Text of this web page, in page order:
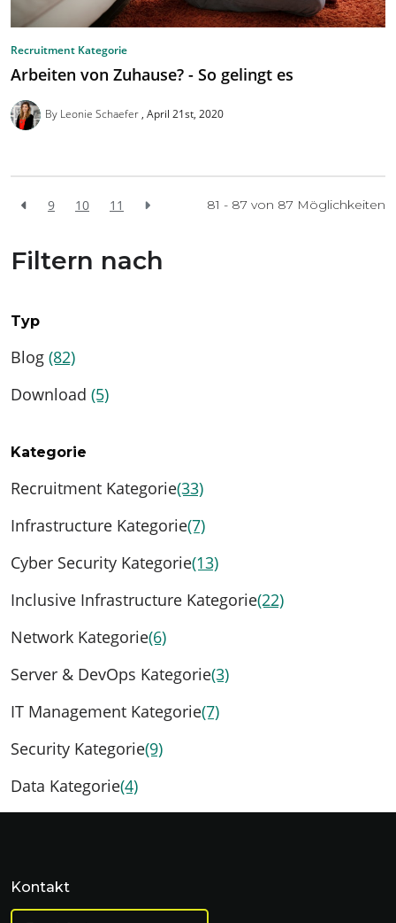
Recruitment Kategorie
Arbeiten von Zuhause? - So gelingt es
By Leonie Schaefer April 21st, 2020
9 10 11 81 - 87 von 87 Möglichkeiten
Filtern nach
Typ
Blog (82)
Download (5)
Kategorie
Recruitment Kategorie(33)
Infrastructure Kategorie(7)
Cyber Security Kategorie(13)
Inclusive Infrastructure Kategorie(22)
Network Kategorie(6)
Server & DevOps Kategorie(3)
IT Management Kategorie(7)
Security Kategorie(9)
Data Kategorie(4)
Kontakt